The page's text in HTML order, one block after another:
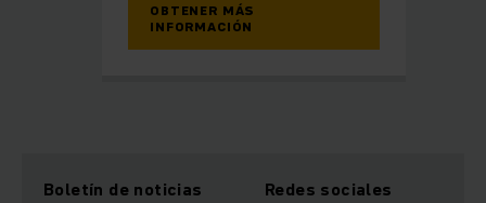
OBTENER MÁS
INFORMACIÓN
Boletín de noticias Redes sociales